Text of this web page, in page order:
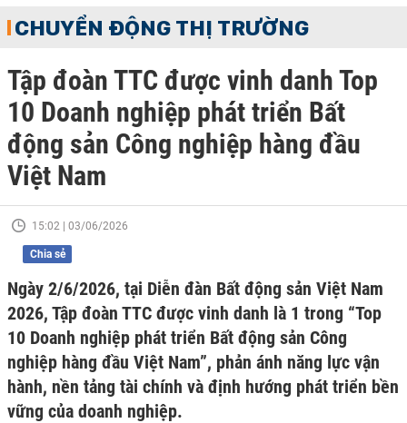
CHUYỂN ĐỘNG THỊ TRƯỜNG
Tập đoàn TTC được vinh danh Top
10 Doanh nghiệp phát triển Bất
động sản Công nghiệp hàng đầu
Việt Nam
15:02 | 03/06/2026
Chia sẻ
Ngày 2/6/2026, tại Diễn đàn Bất động sản Việt Nam
2026, Tập đoàn TTC được vinh danh là 1 trong “Top
10 Doanh nghiệp phát triển Bất động sản Công
nghiệp hàng đầu Việt Nam”, phản ánh năng lực vận
hành, nền tảng tài chính và định hướng phát triển bền
vững của doanh nghiệp.